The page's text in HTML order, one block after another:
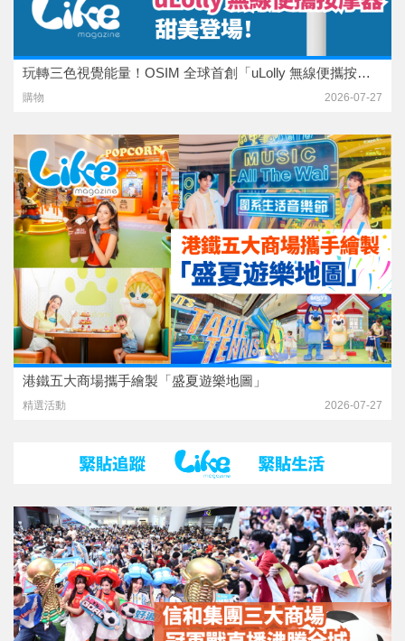
玩轉三色視覺能量！OSIM 全球首創「uLolly 無線便攜按摩器」甜美登場！
購物 2026-07-27
港鐵五大商場攜手繪製「盛夏遊樂地圖」
精選活動 2026-07-27